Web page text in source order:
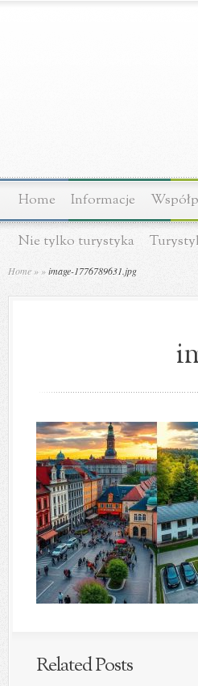
Home Informacje
Nie tylko turystyka
Home » »image-1776789631.jpg
Related Posts